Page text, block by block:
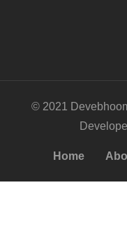
© 2021
Home